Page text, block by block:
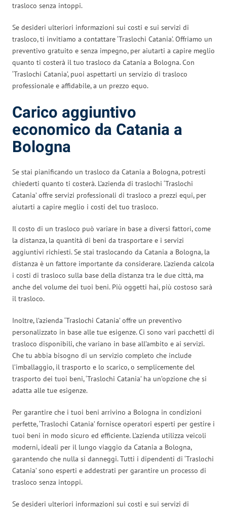
trasloco senza intoppi.
Se desideri ulteriori informazioni sui costi e sui servizi di
trasloco, ti invitiamo a contattare ‘Traslochi Catania’. Offriamo un
preventivo gratuito e senza impegno, per aiutarti a capire meglio
quanto ti costerà il tuo trasloco da Catania a Bologna. Con
‘Traslochi Catania’, puoi aspettarti un servizio di trasloco
professionale e affidabile, a un prezzo equo.
Carico aggiuntivo
economico da Catania a
Bologna
Se stai pianificando un trasloco da Catania a Bologna, potresti
chiederti quanto ti costerà. L’azienda di traslochi ‘Traslochi
Catania’ offre servizi professionali di trasloco a prezzi equi, per
aiutarti a capire meglio i costi del tuo trasloco.
Il costo di un trasloco può variare in base a diversi fattori, come
la distanza, la quantità di beni da trasportare e i servizi
aggiuntivi richiesti. Se stai traslocando da Catania a Bologna, la
distanza è un fattore importante da considerare. L’azienda calcola
i costi di trasloco sulla base della distanza tra le due città, ma
anche del volume dei tuoi beni. Più oggetti hai, più costoso sarà
il trasloco.
Inoltre, l’azienda ‘Traslochi Catania’ offre un preventivo
personalizzato in base alle tue esigenze. Ci sono vari pacchetti di
trasloco disponibili, che variano in base all’ambito e ai servizi.
Che tu abbia bisogno di un servizio completo che include
l’imballaggio, il trasporto e lo scarico, o semplicemente del
trasporto dei tuoi beni, ‘Traslochi Catania’ ha un’opzione che si
adatta alle tue esigenze.
Per garantire che i tuoi beni arrivino a Bologna in condizioni
perfette, ‘Traslochi Catania’ fornisce operatori esperti per gestire i
tuoi beni in modo sicuro ed efficiente. L’azienda utilizza veicoli
moderni, ideali per il lungo viaggio da Catania a Bologna,
garantendo che nulla si danneggi. Tutti i dipendenti di ‘Traslochi
Catania’ sono esperti e addestrati per garantire un processo di
trasloco senza intoppi.
Se desideri ulteriori informazioni sui costi e sui servizi di